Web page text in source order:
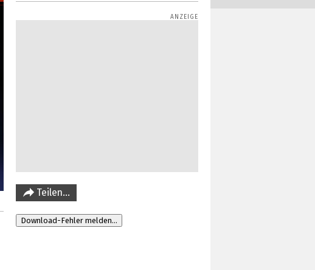
Teilen…